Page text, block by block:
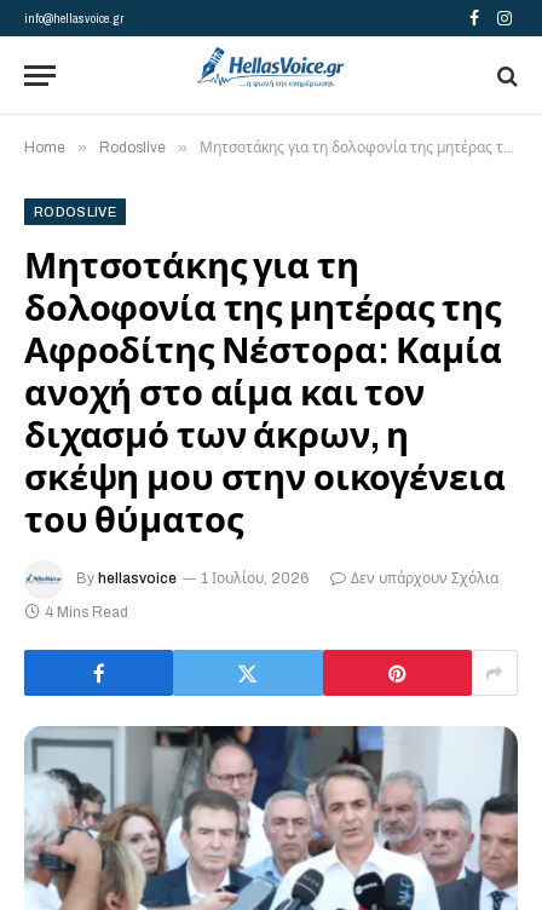
info@hellasvoice.gr Facebook
Home » Rodoslive » Μητσοτάκης για τη δολοφονία της μητέρας της Αφροδίτης Νέστορα: Καμία ανοχή στο αίμα και τον διχασμό των άκρων, η σκέψη μου στην οικογένεια του θύματος
RODOSLIVE
Μητσοτάκης για τη
δολοφονία της μητέρας της
Αφροδίτης Νέστορα: Καμία
ανοχή στο αίμα και τον
διχασμό των άκρων, η
σκέψη μου στην οικογένεια
του θύματος
By hellasvoice 1 Ιουλίου, 2026
Δεν υπάρχουν Σχόλια
4 Mins Read